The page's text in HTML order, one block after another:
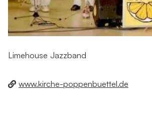
Limehouse Jazzband
www.kirche-poppenbuettel.de